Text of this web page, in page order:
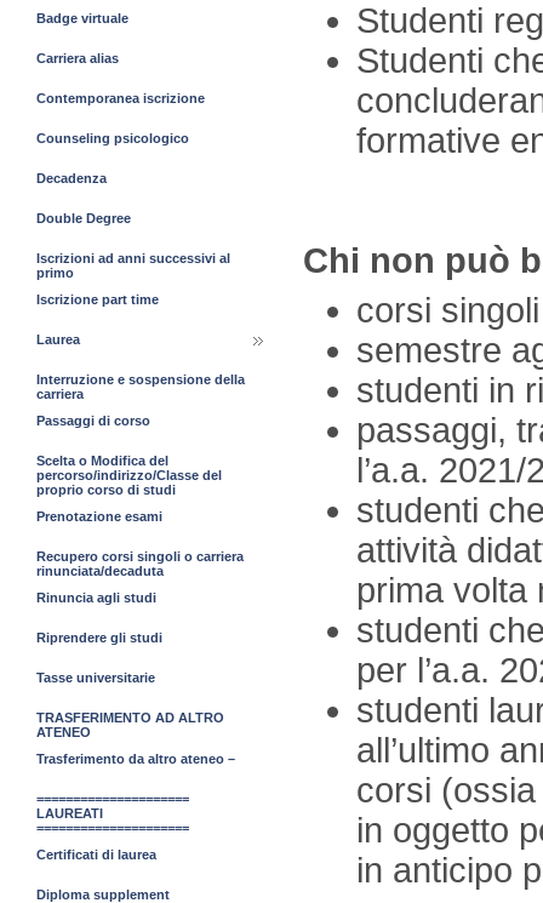
Studenti
Studenti
formative
Chi non può
corsi
semestre
studenti in
passaggi,
l’a.a. 2021/
studenti
attività
prima volta
studenti
per l’a.a.
studenti
all’ultimo
corsi
in oggetto
in anticipo
Badge virtuale
Carriera alias
Contemporanea iscrizione
Counseling psicologico
Decadenza
Double Degree
Iscrizioni ad anni successivi al
primo
Iscrizione part time
Laurea
Interruzione e sospensione della
carriera
Passaggi di corso
Scelta o Modifica del
percorso/indirizzo/Classe del
proprio corso di studi
Prenotazione esami
Recupero corsi singoli o carriera
rinunciata/decaduta
Rinuncia agli studi
Riprendere gli studi
Tasse universitarie
TRASFERIMENTO AD ALTRO
ATENEO
Trasferimento da altro ateneo –
=====================
LAUREATI
=====================
Certificati di laurea
Diploma supplement